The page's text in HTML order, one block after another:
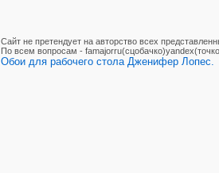
Сайт не претендует на авторство всех
По вcем вопросам -
Обои для рабочего стола Дженифер Лопес.